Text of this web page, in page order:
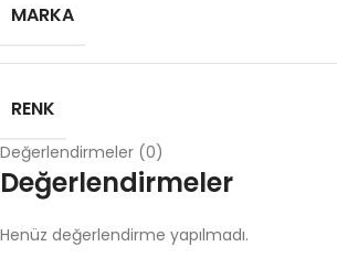
MARKA
RENK
Değerlendirmeler (0)
Değerlendirmeler
Henüz değerlendirme yapılmadı.